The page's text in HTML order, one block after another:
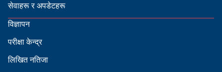
सेवाहरू र अपडेटहरू
विज्ञापन
परीक्षा केन्द्र
लिखित नतिजा